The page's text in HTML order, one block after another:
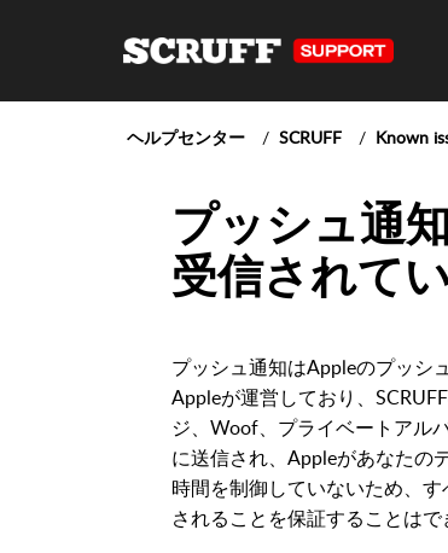
ヘルプセンター SCRUFF Known
プッシュ通
受信されて
プッシュ通知はAppleのプッシ
Appleが運営しており、
ジ、Woof、プライベートアル
に送信され、Appleがあなたの
時間を制御していないため、
されることを保証することはで